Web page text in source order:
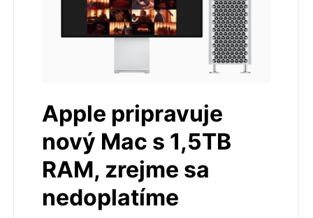
Apple pripravuje
nový Mac s 1,5TB
RAM, zrejme sa
nedoplatíme